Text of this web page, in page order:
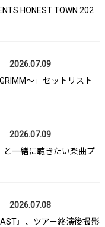
HONEST TOWN 202
2026.07.09
～」セットリスト
2026.07.09
と一緒に聴きたい楽曲プ
2026.07.08
』、ツアー終演後撮影